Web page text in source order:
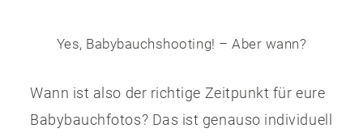
Yes, Babybauchshooting! – Aber wann?
Wann ist also der richtige Zeitpunkt für eure
Babybauchfotos? Das ist genauso individuell